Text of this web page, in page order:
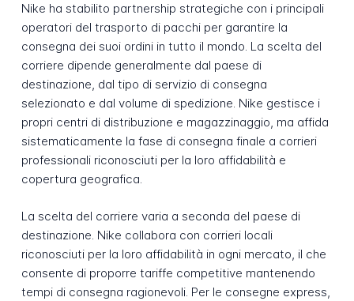
Nike ha stabilito partnership strategiche con i principali
operatori del trasporto di pacchi per garantire la
consegna dei suoi ordini in tutto il mondo. La scelta del
corriere dipende generalmente dal paese di
destinazione, dal tipo di servizio di consegna
selezionato e dal volume di spedizione. Nike gestisce i
propri centri di distribuzione e magazzinaggio, ma affida
sistematicamente la fase di consegna finale a corrieri
professionali riconosciuti per la loro affidabilità e
copertura geografica.
La scelta del corriere varia a seconda del paese di
destinazione. Nike collabora con corrieri locali
riconosciuti per la loro affidabilità in ogni mercato, il che
consente di proporre tariffe competitive mantenendo
tempi di consegna ragionevoli. Per le consegne express,